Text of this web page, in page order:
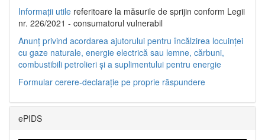
Informații utile referitoare la măsurile de sprijin conform Legii
nr. 226/2021 - consumatorul vulnerabil
Anunț privind acordarea ajutorului pentru încălzirea locuinței
cu gaze naturale, energie electrică sau lemne, cărbuni,
combustibili petrolieri și a suplimentului pentru energie
Formular cerere-declarație pe proprie răspundere
ePIDS